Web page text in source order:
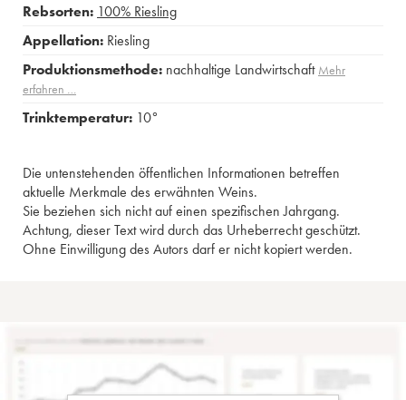
Rebsorten: 100% Riesling
Appellation: Riesling
Produktionsmethode: nachhaltige Landwirtschaft Mehr
erfahren …
Trinktemperatur: 10°
Die untenstehenden öffentlichen Informationen betreffen
aktuelle Merkmale des erwähnten Weins.
Sie beziehen sich nicht auf einen spezifischen Jahrgang.
Achtung, dieser Text wird durch das Urheberrecht geschützt.
Ohne Einwilligung des Autors darf er nicht kopiert werden.